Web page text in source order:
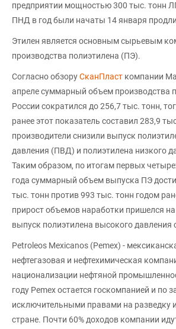
предприятии мощностью 300 тыс. тонн
ПНД в год были начаты 14 января
Этилен является основным сырьевым
производства полиэтилена (ПЭ).
Согласно обзоруСканПласт компании
апреле суммарный объем производства
России сократился до 256,7 тыс. тонн,
ранее этот показатель составил 283,9
производители снизили выпуск
давления (ПВД) и полиэтилена низкого
Таким образом, по итогам первых
года суммарный объем выпуска ПЭ
тыс. тонн против 993 тыс. тонн годом
прирост объемов наработки пришелся
выпуск полиэтилена высокого давления
Petroleos Mexicanos (Pemex) -
нефтегазовая и нефтехимическая
национализации нефтяной
году Pemex остается госкомпанией и по
исключительными правами на разведку
стране. Почти 60% доходов компании